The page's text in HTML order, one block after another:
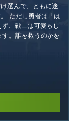
選んで、ともに迷
ただし勇者は「は
、戦士は可愛らし
。誰を救うのかを